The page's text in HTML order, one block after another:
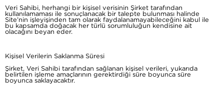
Veri Sahibi, herhangi bir kişisel verisinin Şirket tarafından
kullanılamaması ile sonuçlanacak bir talepte bulunması halinde
Site’nin işleyişinden tam olarak faydalanamayabileceğini kabul ile
bu kapsamda doğacak her türlü sorumluluğun kendisine ait
olacağını beyan eder.
Kişisel Verilerin Saklanma Süresi
Şirket, Veri Sahibi tarafından sağlanan kişisel verileri, yukarıda
belirtilen işleme amaçlarının gerektirdiği süre boyunca süre
boyunca saklayacaktır.